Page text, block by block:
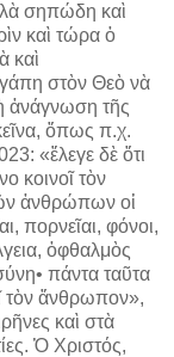
σηπώδη καὶ
καὶ τώρα ὁ
καὶ
στὸν Θεὸ νὰ
ἀνάγνωση τῆς
ὅπως π.χ.
«ἔλεγε δὲ ὅτι
κοινοῖ τὸν
ἀνθρώπων οἱ
πορνεῖαι, φόνοι,
ὀφθαλμὸς
πάντα ταῦτα
τὸν ἄνθρωπον»,
καὶ στὰ
Ὁ Χριστός,